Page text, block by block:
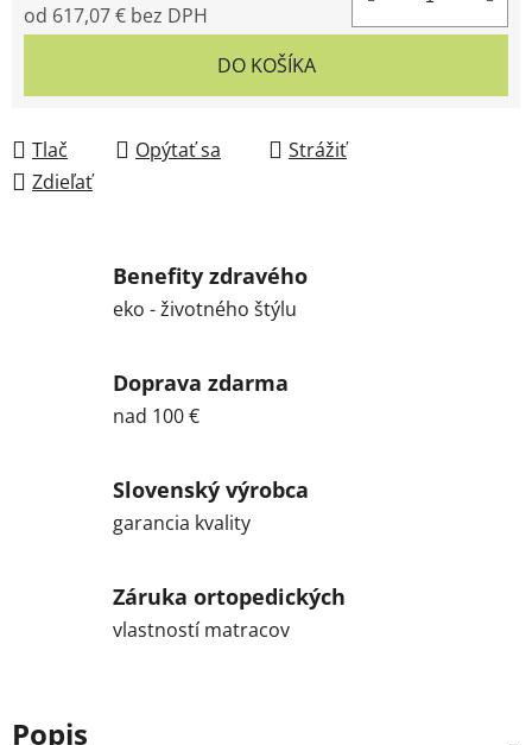
od 617,07 € bez DPH
DO KOŠÍKA
Tlač Opýtať sa
Strážiť
Zdieľať
Benefity zdravého
eko - životného štýlu
Doprava zdarma
nad 100 €
Slovenský výrobca
garancia kvality
Záruka ortopedických
vlastností matracov
Popis